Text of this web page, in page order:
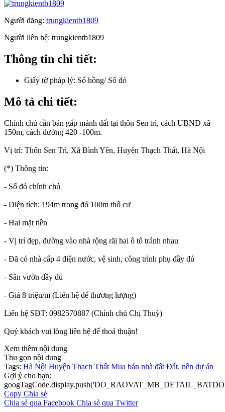
Người đăng: trungkientb1809
Người liên hệ: trungkientb1809
Thông tin chi tiết:
Giấy tờ pháp lý: Sổ hồng/ Sổ đỏ
Mô tả chi tiết:
Chính chủ cần bán gấp mảnh đất tại thôn Sen trì, cách UBND xã
150m, cách đường 420 -100m.
Vị trí: Thôn Sen Trì, Xã Bình Yên, Huyện Thạch Thất, Hà Nội
(*) Thông tin:
- Sổ đỏ chính chủ
- Diện tích: 194m trong đó 100m thổ cư
- Hai mặt tiền
- Vị trí đẹp, đường vào nhà rộng rãi hai ô tô tránh nhau
- Đã có nhà cấp 4 điện nước, vệ sinh, công trình phụ đầy đủ
- Sân vườn đầy đủ
- Giá 8 triệu/m (Liên hệ để thương lượng)
Liên hệ SĐT: 0982570887 (Chính chủ Chị Thuỳ)
Quý khách vui lòng liên hệ để thoả thuận!
Xem thêm nội dung
Thu gọn nội dung
Tags: Hà Nội Huyện Thạch Thất Mua bán nhà đất Đất, nền dự án
Gợi ý cho bạn:
Copy Chia sẻ
Chia sẻ qua Facebook Chia sẻ qua Twitter